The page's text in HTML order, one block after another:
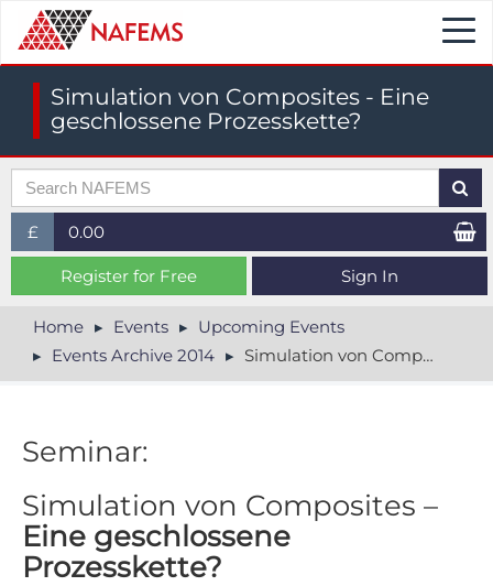
Simulation von Composites - Eine
geschlossene Prozesskette?
£
£ (GBP)
$ (USD)
€ (EUR)
0.00
Register for Free Sign In
Home Events
Upcoming Events
Events Archive 2014
Simulation von Composites - Eine geschlossene Prozesskette?
Seminar:
Simulation von Composites –
Eine geschlossene
Prozesskette?